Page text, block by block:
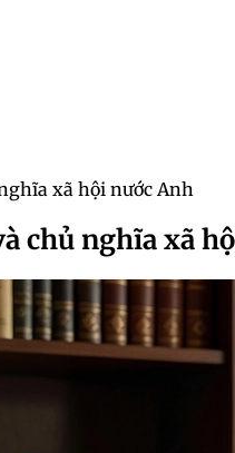
xã hội nước Anh
chủ nghĩa xã